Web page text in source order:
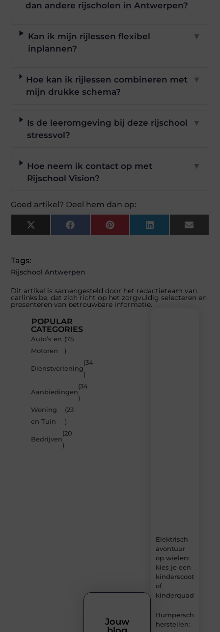
dan andere rijscholen in Antwerpen?
Kan ik mijn rijlessen flexibel
inplannen?
▼
Hoe kan ik rijlessen combineren met
mijn drukke schema?
▼
Is de leeromgeving bij deze rijschool
stressvol?
▼
Hoe neem ik contact op met
Rijschool Vision?
▼
Goed artikel? Deel hem dan op:
X
(Twitter)
FacebookPinterestLinkedInEmail
Tags:
Rijschool Antwerpen
Dit artikel is samengesteld door het redactieteam van
carlinks.be, dat zich richt op het zorgvuldig selecteren en
presenteren van betrouwbare informatie.
POPULAR
CATEGORIES
Auto’s en
Motoren
(75
)
Dienstverlening
(34
)
Aanbiedingen
(34
)
Woning
en Tuin
(23
)
Bedrijven
(20
)
Elektrisch
avontuur
op wielen:
kies je een
kinderscooter
of
kinderquad?
Bumperschade
herstellen:
Jouw